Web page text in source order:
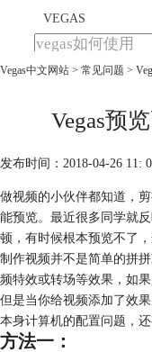
VEGAS
首页
购买
Vegas中文网站 > 常见问题 >
Vegas预
发布时间：2018-04-26 11:
做视频的小伙伴都知道，
能预览。最近很多同学就
顿，有时候根本预览不了
制作视频并不是简单的拼
频特效或转场等效果，如
但是当你给视频添加了效
本身计算机的配置问题，
方法一：